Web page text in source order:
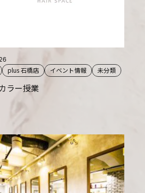
plus 石橋店 イベント情報 未分類
ラー授業